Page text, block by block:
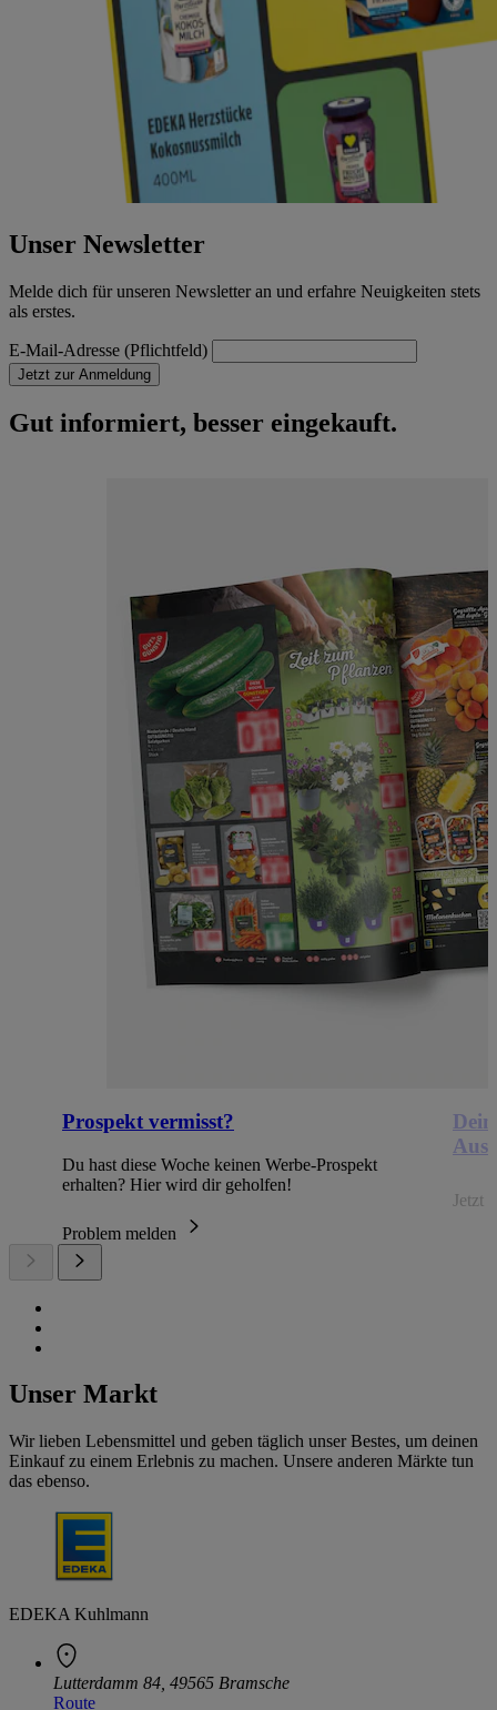
Unser Newsletter
Melde dich für unseren Newsletter an und erfahre Neuigkeiten stets
als erstes.
E-Mail-Adresse (Pflichtfeld)
Jetzt zur Anmeldung
Gut informiert, besser eingekauft.
Prospekt vermisst?
Du hast diese Woche keinen Werbe-Prospekt
erhalten? Hier wird dir geholfen!
Problem melden
Jetzt
Unser Markt
Wir lieben Lebensmittel und geben täglich unser Bestes, um deinen
Einkauf zu einem Erlebnis zu machen. Unsere anderen Märkte tun
das ebenso.
EDEKA Kuhlmann
Lutterdamm 84, 49565 Bramsche
Route